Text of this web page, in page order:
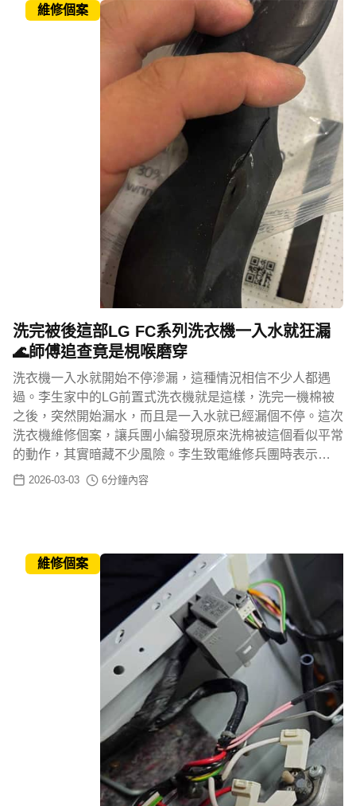
維修個案
洗完被後這部LG FC系列洗衣機一入水就狂漏
🌊師傅追查竟是梘喉磨穿
洗衣機一入水就開始不停滲漏，這種情況相信不少人都遇
過。李生家中的LG前置式洗衣機就是這樣，洗完一機棉被
之後，突然開始漏水，而且是一入水就已經漏個不停。這次
洗衣機維修個案，讓兵團小編發現原來洗棉被這個看似平常
的動作，其實暗藏不少風險。李生致電維修兵團時表示…
2026-03-03 6分鐘內容
維修個案